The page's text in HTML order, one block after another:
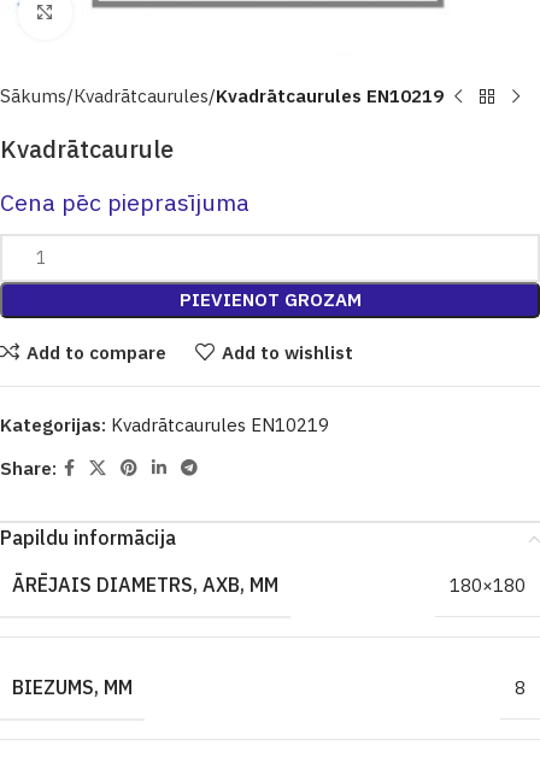
Click to enlarge
Sākums Кvadrātcaurules Kvadrātcaurules EN10219
Kvadrātcaurule
Cena pēc pieprasījuma
PIEVIENOT GROZAM
Add to compare Add to wishlist
Kategorijas: Kvadrātcaurules EN10219
Share:
Papildu informācija
ĀRĒJAIS DIAMETRS, AXB, MM
180×180
BIEZUMS, MM 8